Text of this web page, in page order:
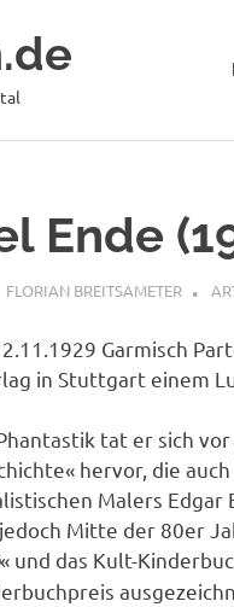
Ende
FLORIAN BREITSAMETER
Garmisch
in Stuttgart einem
tat er sich
hervor, die
Malers
Mitte der 80er
« und das Kult-